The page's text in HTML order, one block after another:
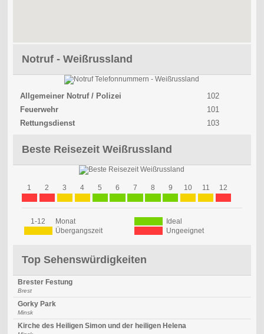
Notruf - Weißrussland
Allgemeiner Notruf / Polizei
102
Feuerwehr
101
Rettungsdienst
103
Beste Reisezeit Weißrussland
1 2 3 4 5 6 7 8 9 10 11 12
1-12 Monat
Ideal
Übergangszeit
Ungeeignet
Top Sehenswürdigkeiten
Brester Festung
Brest
Gorky Park
Minsk
Kirche des Heiligen Simon und der heiligen Helena